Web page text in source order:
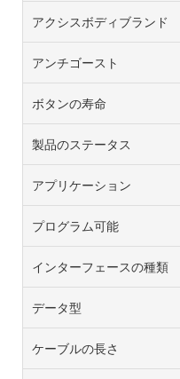
アクシスボディブランド
アンチゴースト
ボタンの寿命
製品のステータス
アプリケーション
プログラム可能
インターフェースの種類
データ型
ケーブルの長さ